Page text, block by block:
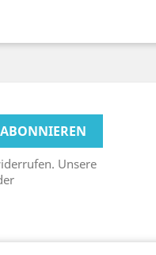
Unsere